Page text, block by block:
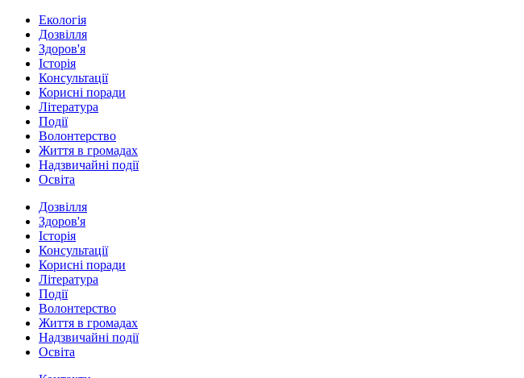
Екологія
Дозвілля
Здоров'я
Історія
Консультації
Корисні поради
Література
Події
Волонтерство
Життя в громадах
Надзвичайні події
Освіта
Дозвілля
Здоров'я
Історія
Консультації
Корисні поради
Література
Події
Волонтерство
Життя в громадах
Надзвичайні події
Освіта